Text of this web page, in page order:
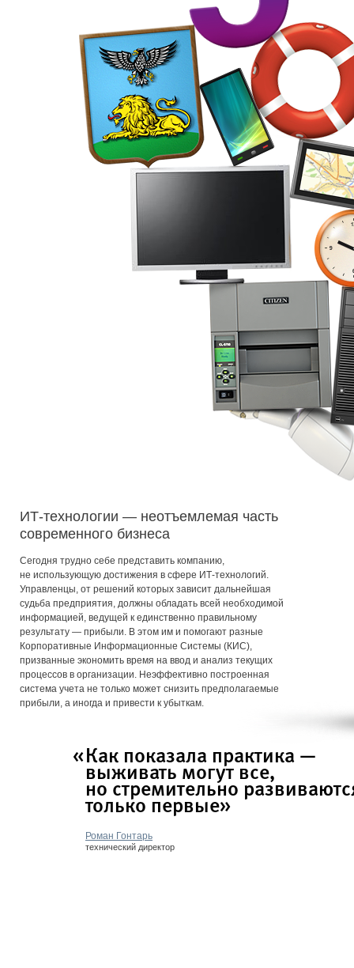
ИТ-технологии — неотъемлемая часть
современного бизнеса
Сегодня трудно себе представить компанию,
не использующую достижения в сфере ИТ-технологий.
Управленцы, от решений которых зависит дальнейшая
судьба предприятия, должны обладать всей необходимой
информацией, ведущей к единственно правильному
результату — прибыли. В этом им и помогают разные
Корпоративные Информационные Системы (КИС),
призванные экономить время на ввод и анализ текущих
процессов в организации. Неэффективно построенная
система учета не только может снизить предполагаемые
прибыли, а иногда и привести к убыткам.
« Как показала практика —
выживать могут все,
но стремительно
только первые»
Роман Гонтарь
технический директор